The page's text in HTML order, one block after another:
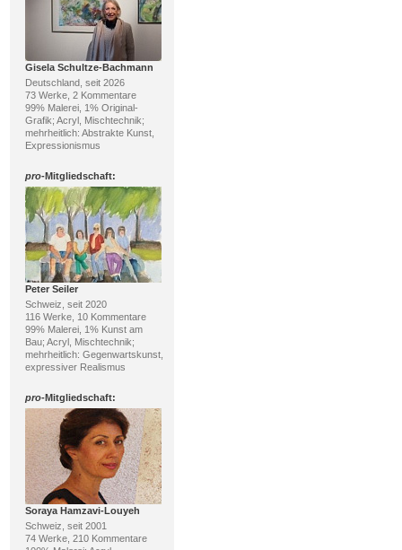
Gisela Schultze-Bachmann
Deutschland, seit 2026
73 Werke, 2 Kommentare
99% Malerei, 1% Original-
Grafik; Acryl, Mischtechnik;
mehrheitlich: Abstrakte Kunst,
Expressionismus
pro-Mitgliedschaft:
Peter Seiler
Schweiz, seit 2020
116 Werke, 10 Kommentare
99% Malerei, 1% Kunst am
Bau; Acryl, Mischtechnik;
mehrheitlich: Gegenwartskunst,
expressiver Realismus
pro-Mitgliedschaft:
Soraya Hamzavi-Louyeh
Schweiz, seit 2001
74 Werke, 210 Kommentare